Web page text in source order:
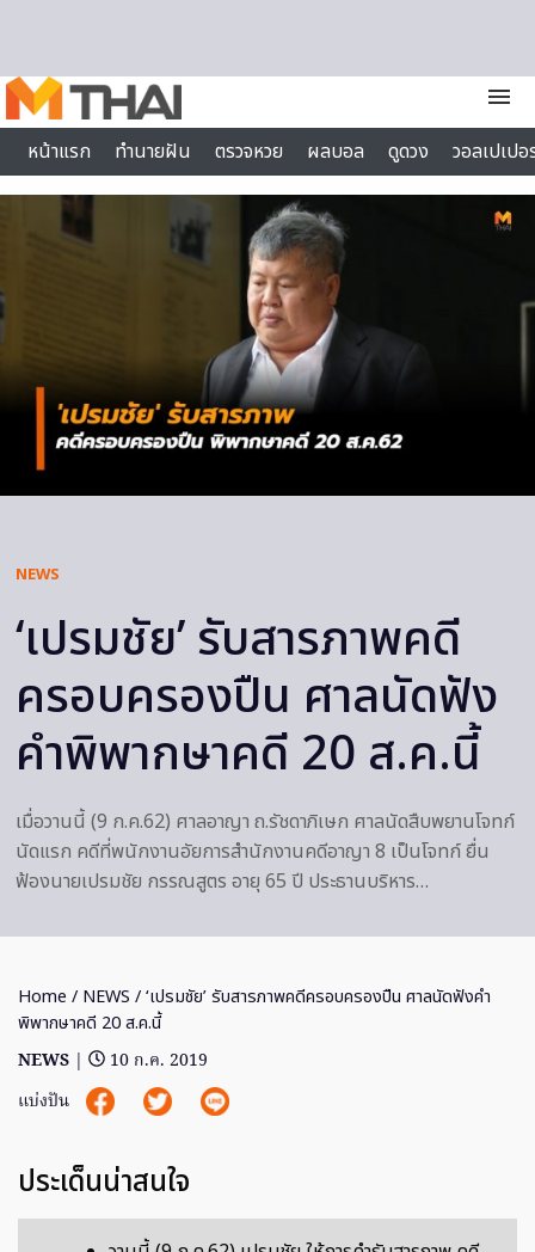
menu
หน้าแรก
ทำนายฝัน ตรวจหวย ผลบอล ดูดวง
วอลเปเป
ไลฟ์สไตล์
NEWS
‘เปรมชัย’ รับสารภาพคดี
ครอบครองปืน ศาลนัดฟัง
คำพิพากษาคดี 20 ส.ค.นี้
เมื่อวานนี้ (9 ก.ค.62) ศาลอาญา ถ.รัชดาภิเษก ศาลนัดสืบพยานโจทก์
นัดแรก คดีที่พนักงานอัยการสำนักงานคดีอาญา 8 เป็นโจทก์ ยื่น
ฟ้องนายเปรมชัย กรรณสูตร อายุ 65 ปี ประธานบริหาร…
Home / NEWS / ‘เปรมชัย’ รับสารภาพคดีครอบครองปืน ศาลนัดฟังคำ
พิพากษาคดี 20 ส.ค.นี้
NEWS |
10 ก.ค. 2019
แบ่งปัน
ประเด็นน่าสนใจ